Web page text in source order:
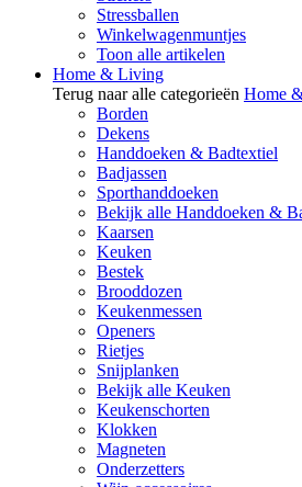
Stressballen
Winkelwagenmuntjes
Toon alle artikelen
Home & Living
Terug naar alle categorieën Home
Borden
Dekens
Handdoeken & Badtextiel
Badjassen
Sporthanddoeken
Bekijk alle Handdoeken &
Kaarsen
Keuken
Bestek
Brooddozen
Keukenmessen
Openers
Rietjes
Snijplanken
Bekijk alle Keuken
Keukenschorten
Klokken
Magneten
Onderzetters